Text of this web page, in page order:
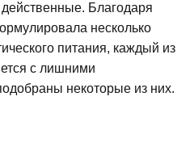
Благодаря
несколько
питания, каждый из
с лишними
некоторые из них.